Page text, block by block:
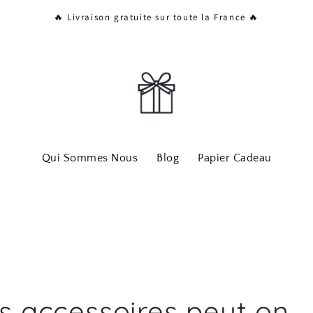
🔥 Livraison gratuite sur toute la France 🔥
Qui Sommes Nous Blog Papier Cadeau